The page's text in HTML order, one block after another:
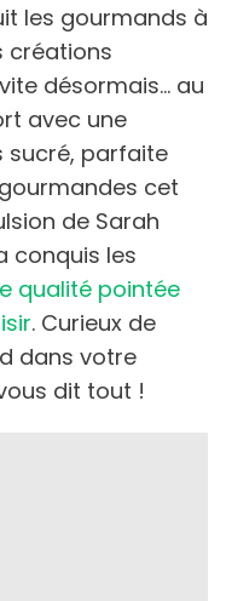
les gourmands à
créations
désormais… au
avec une
sucré, parfaite
cet
de Sarah
conquis les
qualité pointée
. Curieux de
dans votre
dit tout !